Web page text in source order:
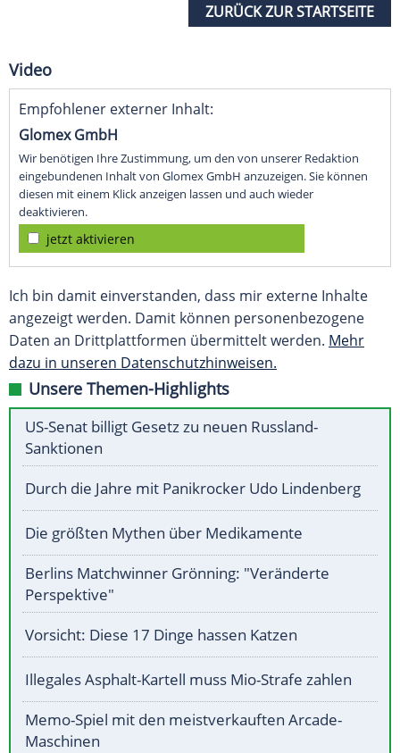
ZURÜCK ZUR STARTSEITE
Video
Empfohlener externer Inhalt:
Glomex GmbH
Wir benötigen Ihre Zustimmung, um den von unserer Redaktion
eingebundenen Inhalt von Glomex GmbH anzuzeigen. Sie können
diesen mit einem Klick anzeigen lassen und auch wieder
deaktivieren.
jetzt aktivieren
Ich bin damit einverstanden, dass mir externe Inhalte
angezeigt werden. Damit können personenbezogene
Daten an Drittplattformen übermittelt werden. Mehr
dazu in unseren Datenschutzhinweisen.
Unsere Themen-Highlights
US-Senat billigt Gesetz zu neuen Russland-
Sanktionen
Durch die Jahre mit Panikrocker Udo Lindenberg
Die größten Mythen über Medikamente
Berlins Matchwinner Grönning: "Veränderte
Perspektive"
Vorsicht: Diese 17 Dinge hassen Katzen
Illegales Asphalt-Kartell muss Mio-Strafe zahlen
Memo-Spiel mit den meistverkauften Arcade-
Maschinen